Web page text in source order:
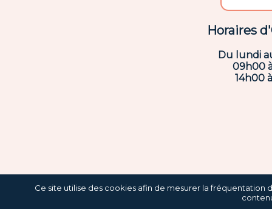
Horaires
Du lundi
09h00
14h00
Ce site utilise des cookies afin de mesurer la